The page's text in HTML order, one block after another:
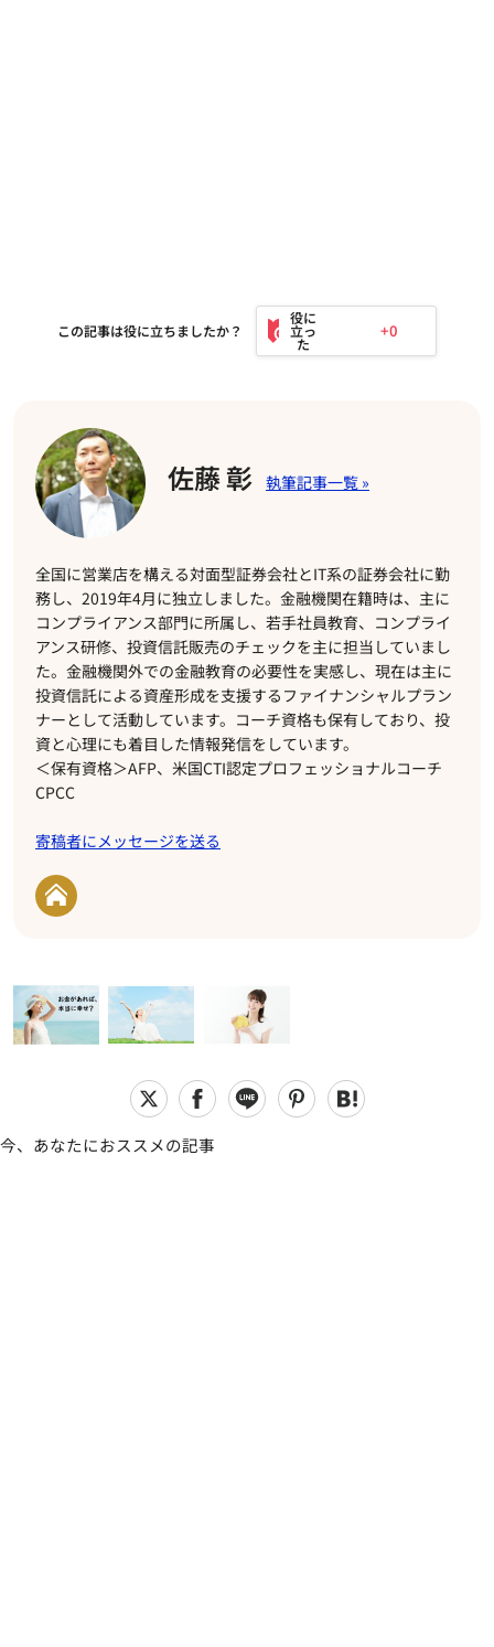
この記事は役に立ちましたか？ +0
佐藤 彰
全国に営業店を構える対面型証券会社とIT系の証券会社に勤
務し、2019年4月に独立しました。金融機関在籍時は、主に
コンプライアンス部門に所属し、若手社員教育、コンプライ
アンス研修、投資信託販売のチェックを主に担当していまし
た。金融機関外での金融教育の必要性を実感し、現在は主に
投資信託による資産形成を支援するファイナンシャルプラン
ナーとして活動しています。コーチ資格も保有しており、投
資と心理にも着目した情報発信をしています。
＜保有資格＞AFP、米国CTI認定プロフェッショナルコーチ
CPCC
寄稿者にメッセージを送る
今、あなたにおススメの記事